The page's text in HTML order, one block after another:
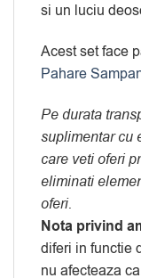
si un luciu
Acest set face
Pahare
Pe durata
suplimentar cu
care veti oferi
eliminati
oferi.
Nota privind
diferi in functie
nu afecteaza